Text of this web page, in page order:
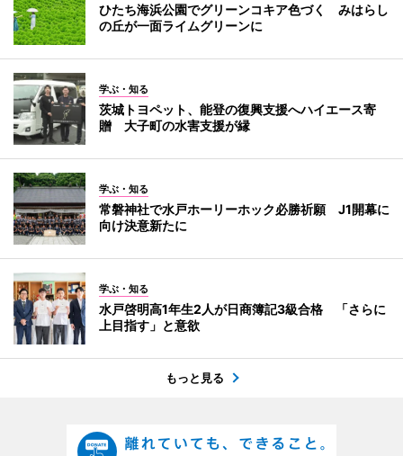
ひたち海浜公園でグリーンコキア色づく みはらし
の丘が一面ライムグリーンに
学ぶ・知る
茨城トヨペット、能登の復興支援へハイエース寄
贈 大子町の水害支援が縁
学ぶ・知る
常磐神社で水戸ホーリーホック必勝祈願 J1開幕に
向け決意新たに
学ぶ・知る
水戸啓明高1年生2人が日商簿記3級合格 「さらに
上目指す」と意欲
もっと見る